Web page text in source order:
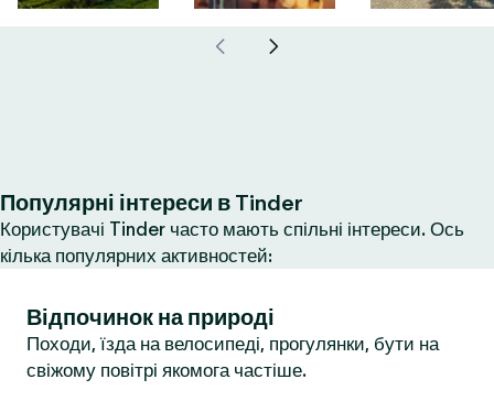
Популярні інтереси в Tinder
Користувачі Tinder часто мають спільні інтереси. Ось
кілька популярних активностей:
Відпочинок на природі
Походи, їзда на велосипеді, прогулянки, бути на
свіжому повітрі якомога частіше.